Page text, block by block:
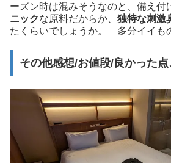
ーズン時は混みそうなのと、備え付
ニックな原料だからか、 独特な刺激
たくらいでしょうか。 多分イイも
その他感想/お値段/良かった